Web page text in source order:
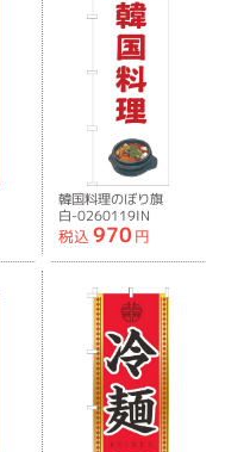
韓国料理のぼり旗
白-0260119IN
税込 970 円